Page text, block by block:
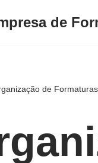
de
de